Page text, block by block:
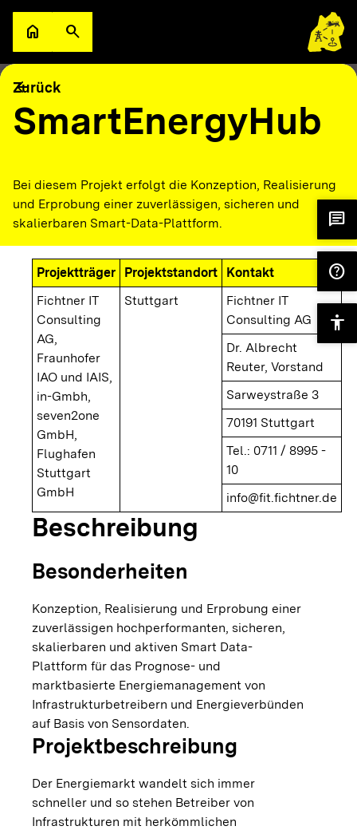
Zum Hauptinhalt springen
homeZur Startseite
searchSuche öffnen
arrow_back
Zurück
SmartEnergyHub
Bei diesem Projekt erfolgt die Konzeption, Realisierung
und Erprobung einer zuverlässigen, sicheren und
skalierbaren Smart-Data-Plattform.
Projektträger Projektstandort
Kontakt
Fichtner IT
Consulting
AG,
Fraunhofer
IAO und IAIS,
in-Gmbh,
seven2one
GmbH,
Flughafen
Stuttgart
GmbH
Stuttgart
Fichtner IT
Consulting AG
Dr. Albrecht
Reuter, Vorstand
Sarweystraße 3
70191 Stuttgart
Tel.: 0711 / 8995 -
10
info@fit.fichtner.de
Beschreibung
Besonderheiten
Konzeption, Realisierung und Erprobung einer
zuverlässigen hochperformanten, sicheren,
skalierbaren und aktiven Smart Data-
Plattform für das Prognose- und
marktbasierte Energiemanagement von
Infrastrukturbetreibern und Energieverbünden
auf Basis von Sensordaten.
Projektbeschreibung
Der Energiemarkt wandelt sich immer
schneller und so stehen Betreiber von
Infrastrukturen mit herkömmlichen
chat
help
accessibility